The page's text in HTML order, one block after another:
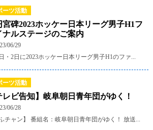
ーツ活動
宮碑2023ホッケー日本リーグ男子H1フ
ナルステージのご案内
06/29
・2日に2023ホッケー日本リーグ男子H1のファ...
ーツ活動
レビ告知】岐阜朝日青年団がゆく！
06/28
チャン】 番組名：岐阜朝日青年団がゆく！ 放送...